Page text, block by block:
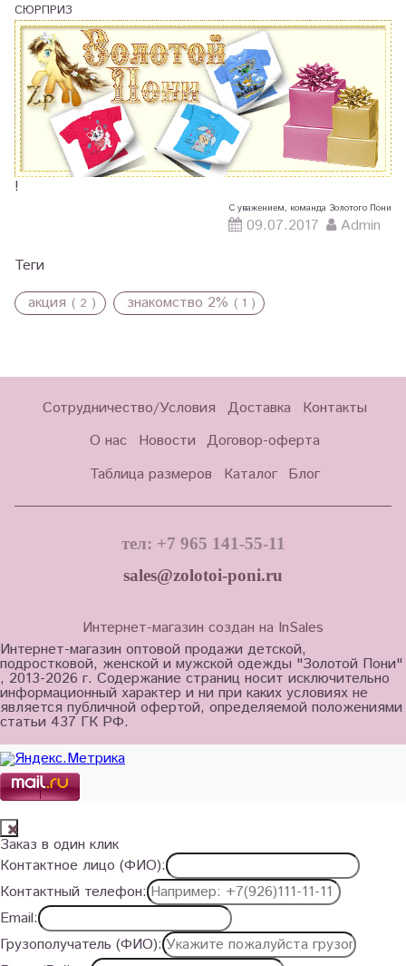
СЮРПРИЗ
!
С уважением, команда Золотого Пони
09.07.2017
Admin
Теги
акция ( 2 ) знакомство 2% ( 1 )
Сотрудничество/Условия Доставка
Контакты
О нас
Новости Договор-оферта
Таблица размеров
Каталог Блог
тел: +7 965 141-55-11
sales@zolotoi-poni.ru
Интернет-магазин создан на InSales
Интернет-магазин оптовой продажи детской,
подростковой, женской и мужской одежды "Золотой Пони"
, 2013-2026 г. Содержание страниц носит исключительно
информационный характер и ни при каких условиях не
является публичной офертой, определяемой положениями
статьи 437 ГК РФ.
Заказ в один клик
Контактное лицо (ФИО):
Контактный телефон:
Email:
Грузополучатель (ФИО):